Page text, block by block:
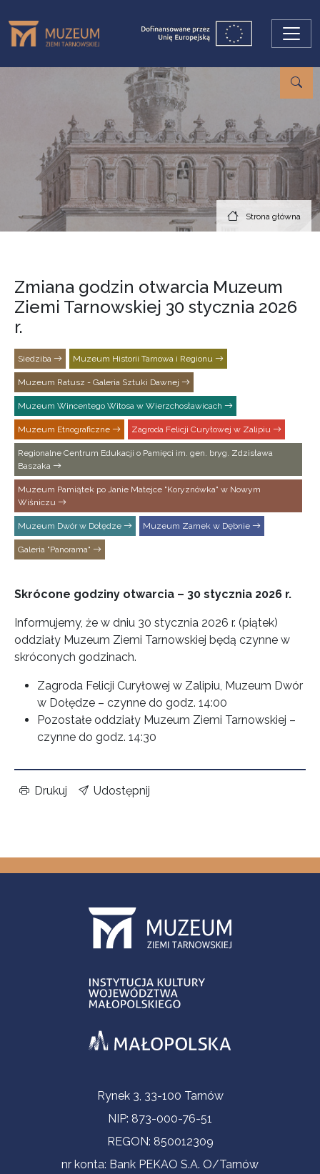
Strona główna
Zmiana godzin otwarcia Muzeum
Ziemi Tarnowskiej 30 stycznia 2026
r.
Siedziba Muzeum Historii Tarnowa i Regionu
Muzeum Ratusz - Galeria Sztuki Dawnej
Muzeum Wincentego Witosa w Wierzchosławicach
Muzeum Etnograficzne Zagroda Felicji Curyłowej w Zalipiu
Regionalne Centrum Edukacji o Pamięci im. gen. bryg. Zdzisława
Baszaka
Muzeum Pamiątek po Janie Matejce "Koryznówka" w Nowym
Wiśniczu
Muzeum Dwór w Dołędze Muzeum Zamek w Dębnie
Galeria "Panorama"
Skrócone godziny otwarcia – 30 stycznia 2026 r.
Informujemy, że w dniu 30 stycznia 2026 r. (piątek)
oddziały Muzeum Ziemi Tarnowskiej będą czynne w
skróconych godzinach.
Zagroda Felicji Curyłowej w Zalipiu, Muzeum Dwór
w Dołędze – czynne do godz. 14:00
Pozostałe oddziały Muzeum Ziemi Tarnowskiej –
czynne do godz. 14:30
Drukuj Udostępnij
Informacje kontaktoweRynek 3, 33-100 Tarnów
NIP: 873-000-76-51
REGON: 850012309
nr konta: Bank PEKAO S.A. O/Tarnów